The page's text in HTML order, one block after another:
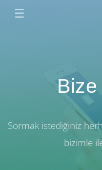
☰
Bize
Sormak istediğiniz
bizimle